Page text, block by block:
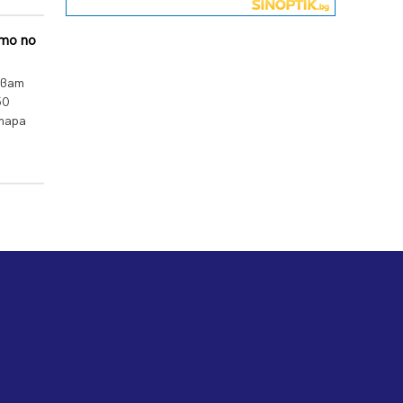
по
Перник ще пеят на Пернишката
05.08.2026, 11:34